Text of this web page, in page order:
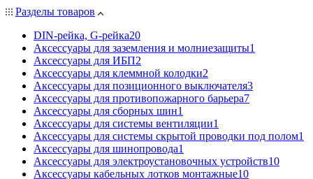
Разделы товаров
DIN-рейка, G-рейка20
Аксессуары для заземления и молниезащиты1
Аксессуары для ИБП2
Аксессуары для клеммной колодки2
Аксессуары для позиционного выключателя3
Аксессуары для противопожарного барьера7
Аксессуары для сборных шин1
Аксессуары для системы вентиляции1
Аксессуары для системы скрытой проводки под полом1
Аксессуары для шинопровода1
Аксессуары для электроустановочных устройств10
Аксессуары кабельных лотков монтажные10